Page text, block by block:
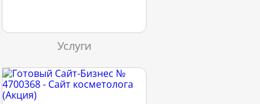
Услуги